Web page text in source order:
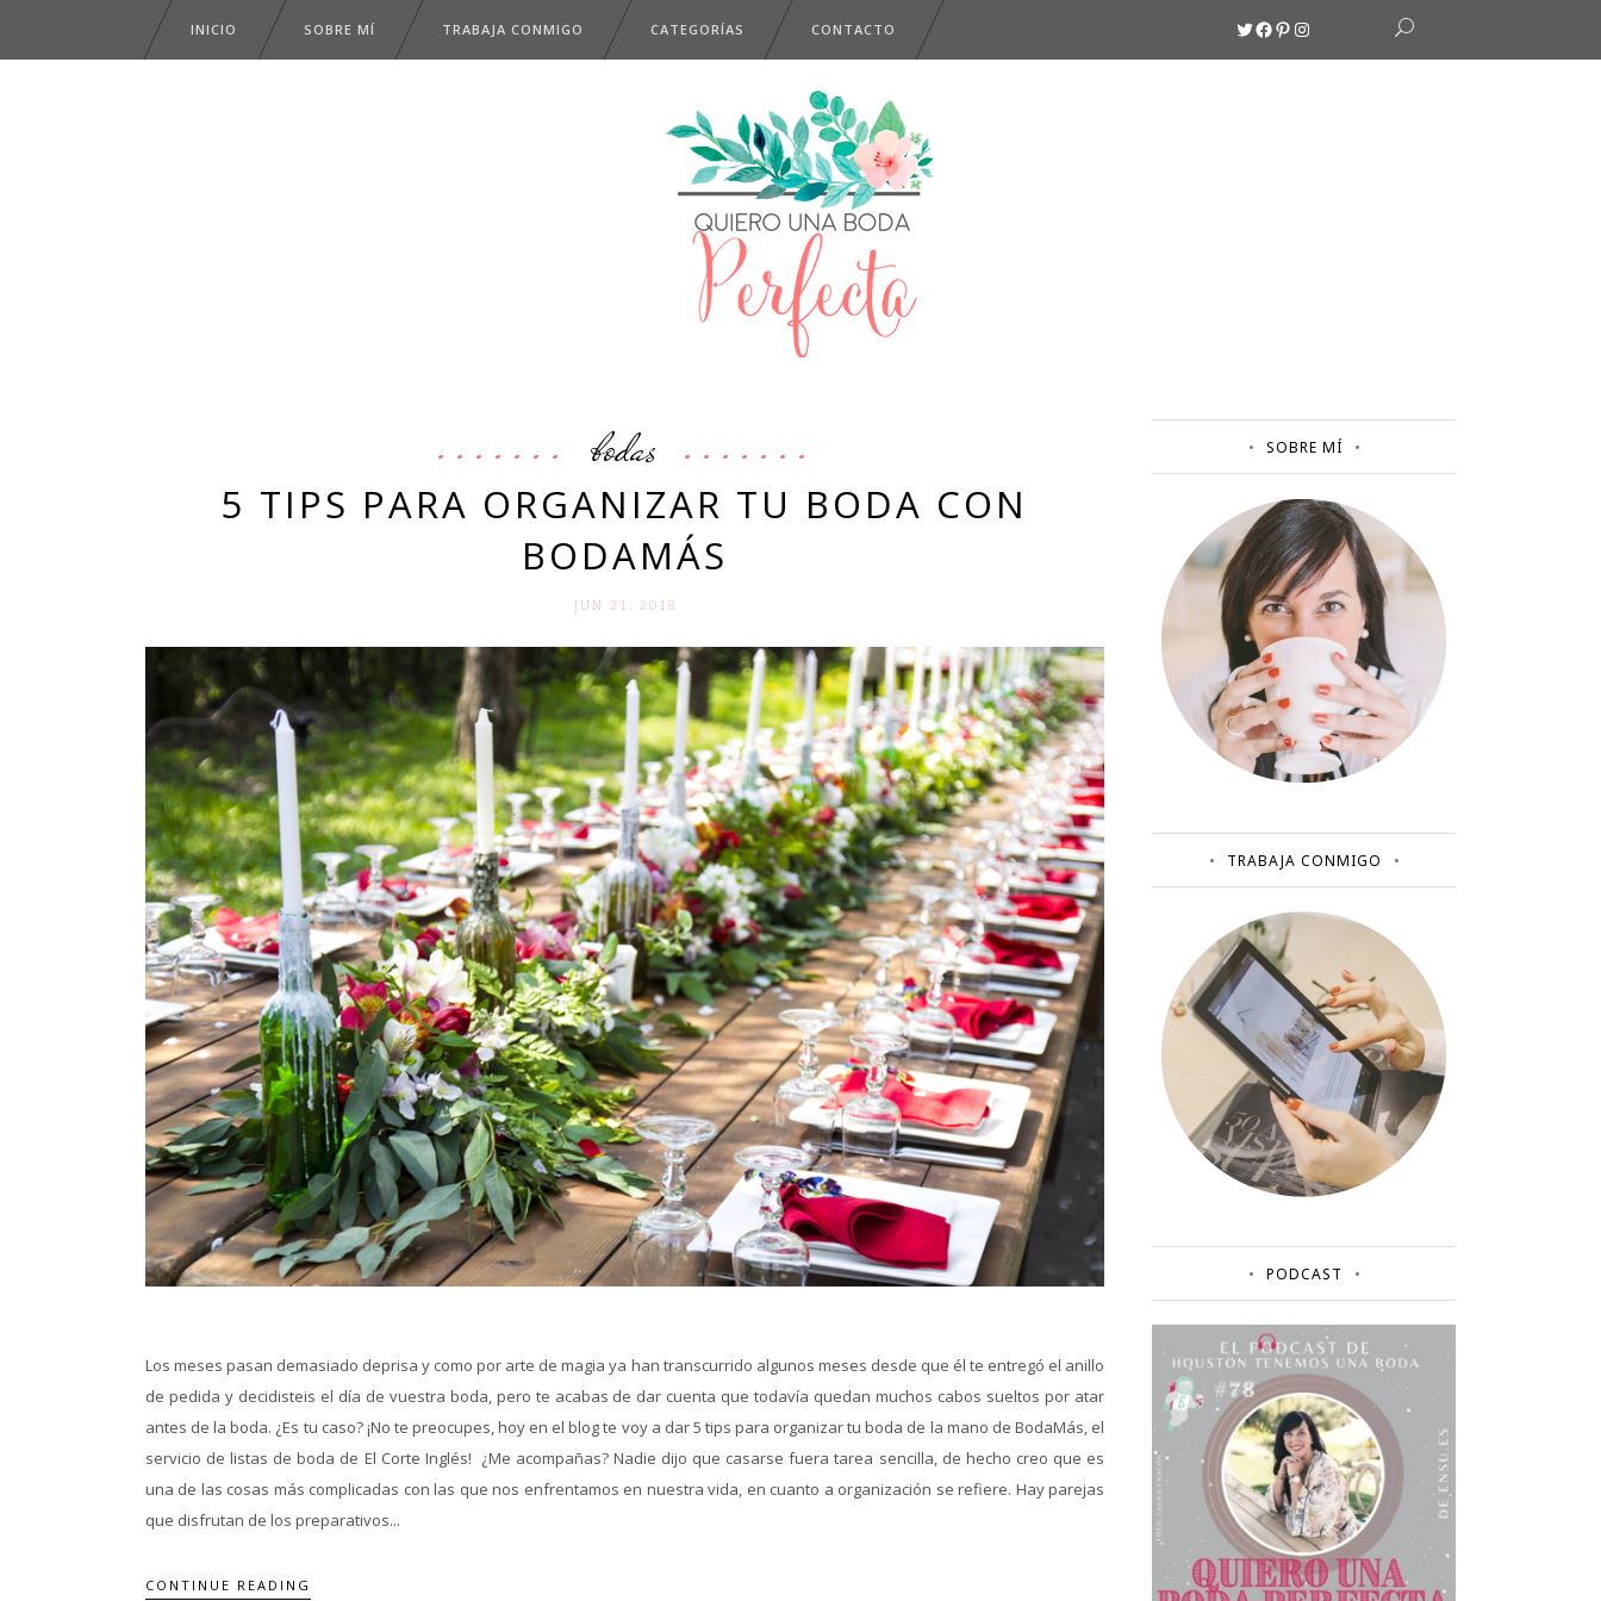
INICIO SOBRE MÍ TRABAJA CONMIGO CATEGORÍAS CONTACTO Twitter
Facebook
Pinterest
Instagram
bodas
5 TIPS PARA ORGANIZAR TU BODA CON
BODAMÁS
JUN 21. 2018
Los meses pasan demasiado deprisa y como por arte de magia ya han transcurrido algunos meses desde que él te entregó el anillo
de pedida y decidisteis el día de vuestra boda, pero te acabas de dar cuenta que todavía quedan muchos cabos sueltos por atar
antes de la boda. ¿Es tu caso? ¡No te preocupes, hoy en el blog te voy a dar 5 tips para organizar tu boda de la mano de BodaMás, el
servicio de listas de boda de El Corte Inglés! ¿Me acompañas? Nadie dijo que casarse fuera tarea sencilla, de hecho creo que es
una de las cosas más complicadas con las que nos enfrentamos en nuestra vida, en cuanto a organización se refiere. Hay parejas
que disfrutan de los preparativos...
CONTINUE READING
SOBRE MÍ
TRABAJA CONMIGO
PODCAST